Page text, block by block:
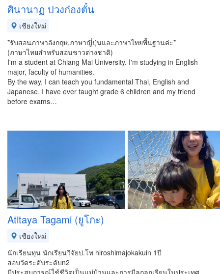
ศินานาฏ ปวงก๋องตั๋น
เชียงใหม่
*รับสอนภาษาอังกฤษ,ภาษาญี่ปุ่นและภาษาไทยพื้นฐานค่ะ*
(ภาษาไทยสำหรับสอนชาวต่างชาติ)
I'm a student at Chiang Mai University. I'm studying in English
major, faculty of humanities.
By the way, I can teach you fundamental Thai, English and
Japanese. I have ever taught grade 6 children and my friend
before exams…
Atitaya Tagami (ยูโกะ)
เชียงใหม่
นักเรียนทุน นักเรียนวิจัยป.โท hiroshimajokakuin 1ปี
สอบวัดระดับระดับn2
มีประสบการณ์ใช้ชีวิตเป็นแม่บ้านและการมีลูกลูกเรียนในประเทศ